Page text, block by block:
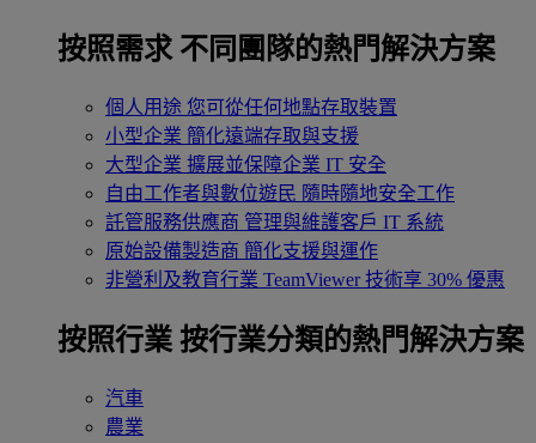
按照需求 不同團隊的熱門解決方案
個人用途 您可從任何地點存取裝置
小型企業 簡化遠端存取與支援
大型企業 擴展並保障企業 IT 安全
自由工作者與數位遊民 隨時隨地安全工作
託管服務供應商 管理與維護客戶 IT 系統
原始設備製造商 簡化支援與運作
非營利及教育行業 TeamViewer 技術享 30% 優惠
按照行業 按行業分類的熱門解決方案
汽車
農業